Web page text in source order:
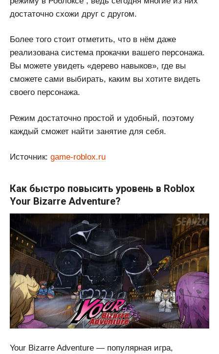
достаточно схожи друг с другом.
Более того стоит отметить, что в нём даже
реализована система прокачки вашего персонажа.
Вы можете увидеть «дерево навыков», где вы
сможете сами выбирать, каким вы хотите видеть
своего персонажа.
Режим достаточно простой и удобный, поэтому
каждый сможет найти занятие для себя.
Источник: game-roblox.ru
Как быстро повысить уровень в Roblox
Your Bizarre Adventure?
Your Bizarre Adventure — популярная игра,